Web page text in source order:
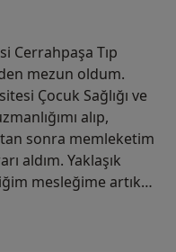
Cerrahpaşa Tıp
mezun oldum.
Çocuk Sağlığı ve
alıp,
sonra memleketim
aldım. Yaklaşık
mesleğime artık
ediyorum.